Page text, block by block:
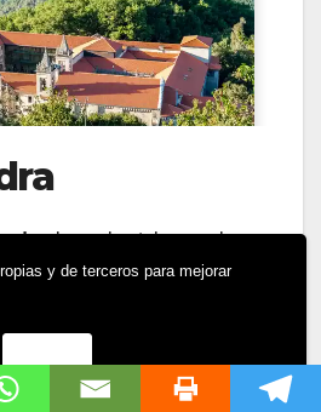
y de terceros para mejorar
, la cual estaba en plenas
lluvioso.